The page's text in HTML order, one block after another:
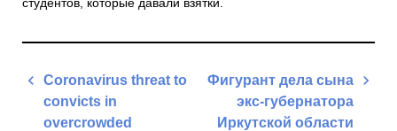
Навигация
записям
Сoronavirus threat to
convicts in
overcrowded
Фигурант дела сына
экс-губернатора
Иркутской области